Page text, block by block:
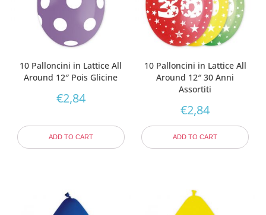
10 Palloncini in Lattice All
Around 12″ Pois Glicine
€2,84
ADD TO CART
10 Palloncini in Lattice All
Around 12″ 30 Anni
Assortiti
€2,84
ADD TO CART